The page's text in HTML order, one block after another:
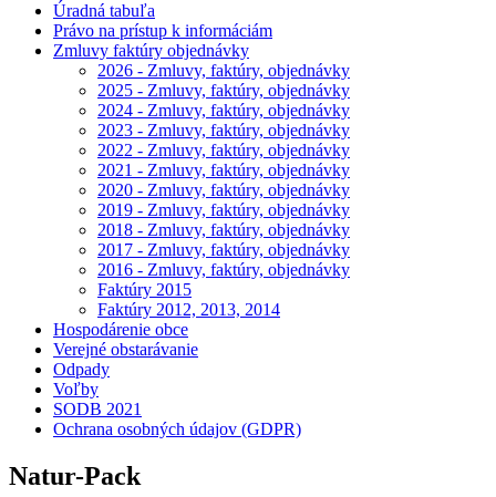
Úradná tabuľa
Právo na prístup k informáciám
Zmluvy faktúry objednávky
2026 - Zmluvy, faktúry, objednávky
2025 - Zmluvy, faktúry, objednávky
2024 - Zmluvy, faktúry, objednávky
2023 - Zmluvy, faktúry, objednávky
2022 - Zmluvy, faktúry, objednávky
2021 - Zmluvy, faktúry, objednávky
2020 - Zmluvy, faktúry, objednávky
2019 - Zmluvy, faktúry, objednávky
2018 - Zmluvy, faktúry, objednávky
2017 - Zmluvy, faktúry, objednávky
2016 - Zmluvy, faktúry, objednávky
Faktúry 2015
Faktúry 2012, 2013, 2014
Hospodárenie obce
Verejné obstarávanie
Odpady
Voľby
SODB 2021
Ochrana osobných údajov (GDPR)
Natur-Pack